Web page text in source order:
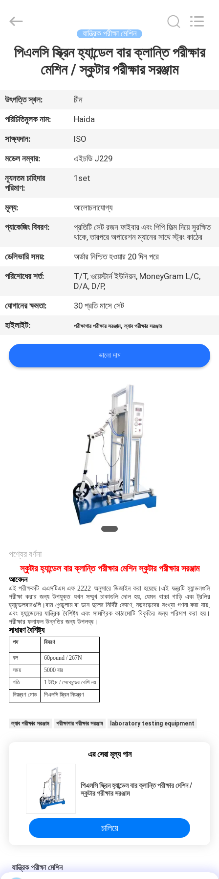
বাড়ি
ভিডিও
ভিআর
শো
সম্পর্কে
পরিদর্শন
নিয়ন্ত্রণ
আমাদের
সাথে
নীতি
Reserved.
যান্ত্রিক পরীক্ষা মেশিন
পিএলসি স্ক্রিন হ্যান্ডেল বার ক্লান্তি পরীক্ষার
মেশিন / স্কুটার পরীক্ষার সরঞ্জাম
উৎপত্তি স্থল:
চীন
পরিচিতিমুলক নাম:
Haida
সাক্ষ্যদান:
ISO
মডেল নম্বার:
এইচডি J229
ন্যূনতম চাহিদার
পরিমাণ:
1set
মূল্য:
আলোচনাযোগ্য
প্যাকেজিং বিবরণ:
প্রতিটি সেট রজন ফাইবার এবং পিপি ফিল্ম দিয়ে সুরক্ষিত
থাকে, তারপরে অপারেশন ম্যানের সাথে স্ট্রং কাঠের
ডেলিভারি সময়:
অর্ডার নিশ্চিত হওয়ার 20 দিন পরে
পরিশোধের শর্ত:
T/T, ওয়েস্টার্ন ইউনিয়ন, MoneyGram L/C,
D/A, D/P,
যোগানের ক্ষমতা:
30 প্রতি মাসে সেট
হাইলাইট:
পরীক্ষাগার পরীক্ষার সরঞ্জাম,ল্যাব পরীক্ষার সরঞ্জাম
ভালো দাম
পণ্যের বর্ণনা
স্কুটার হ্যান্ডেল বার ক্লান্তি পরীক্ষার মেশিন স্কুটার পরীক্ষার সরঞ্জাম
আবেদন
এই পরীক্ষকটি এএসটিএম এফ 2222 অনুসারে ডিজাইন করা হয়েছে।এই যন্ত্রটি হ্যান্ডলগুলি
পরীক্ষা করার জন্য উপযুক্ত যখন সম্মুখ চাকাগুলি দোল হয়, যেমন বাচ্চা গাড়ি এবং ট্রলির
হ্যান্ডেলবারগুলি।বাম পেন্ডুলাম বা ডান দুলের নির্দিষ্ট কোণে, নড়বড়েদের সংখ্যা গণনা করা যায়,
এবং হ্যান্ডেলের যান্ত্রিক বৈশিষ্ট্য এবং সামগ্রিক কাঠামোটি বিকৃতির জন্য পরিমাপ করা হয়।
পরীক্ষার ফলাফল উন্নতির জন্য উপলব্ধ।
সাধারণ বৈশিষ্ট্য
পদ বিবরণ
বল
60pound / 267N
সময়
5000 বার
গতি
1 টাইম / সেকেন্ডের বেশি নয়
নিয়ন্ত্রণ মোড
পিএলসি স্ক্রিন নিয়ন্ত্রণ
ল্যাব পরীক্ষার সরঞ্জাম পরীক্ষাগার পরীক্ষার সরঞ্জাম laboratory testing equipment
এর সেরা মূল্য পান
পিএলসি স্ক্রিন হ্যান্ডেল বার ক্লান্তি পরীক্ষার মেশিন /
স্কুটার পরীক্ষার সরঞ্জাম
চালিয়ে
যান্ত্রিক পরীক্ষা মেশিন